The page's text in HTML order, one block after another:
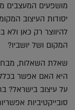
מושפעים המעצבים
יסודות העיצוב
להיווצר רק כאן
המקום ושל יושביו?
שאלת השאלות,
היא האם אפשר בכלל
על עיצוב בישראל?
סובייקטיביות